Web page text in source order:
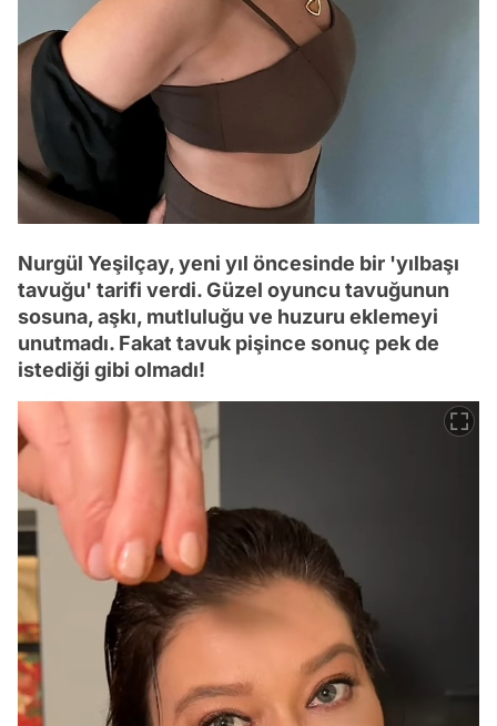
Nurgül Yeşilçay, yeni yıl öncesinde bir 'yılbaşı
tavuğu' tarifi verdi. Güzel oyuncu tavuğunun
sosuna, aşkı, mutluluğu ve huzuru eklemeyi
unutmadı. Fakat tavuk pişince sonuç pek de
istediği gibi olmadı!